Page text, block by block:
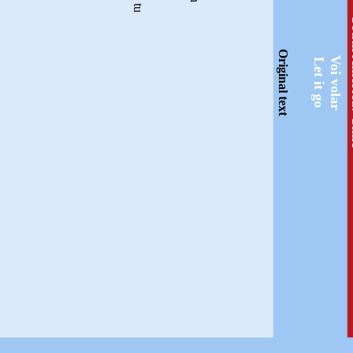
Voi volar
Let it go
Original text